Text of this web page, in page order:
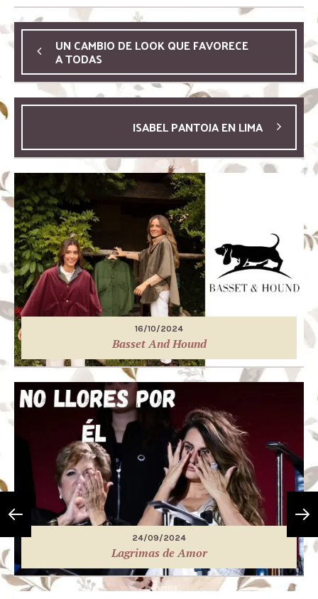
UN CAMBIO DE LOOK QUE FAVORECE
A TODAS
ISABEL PANTOJA EN LIMA
16/10/2024
Basset And Hound
24/09/2024
Lagrimas de Amor